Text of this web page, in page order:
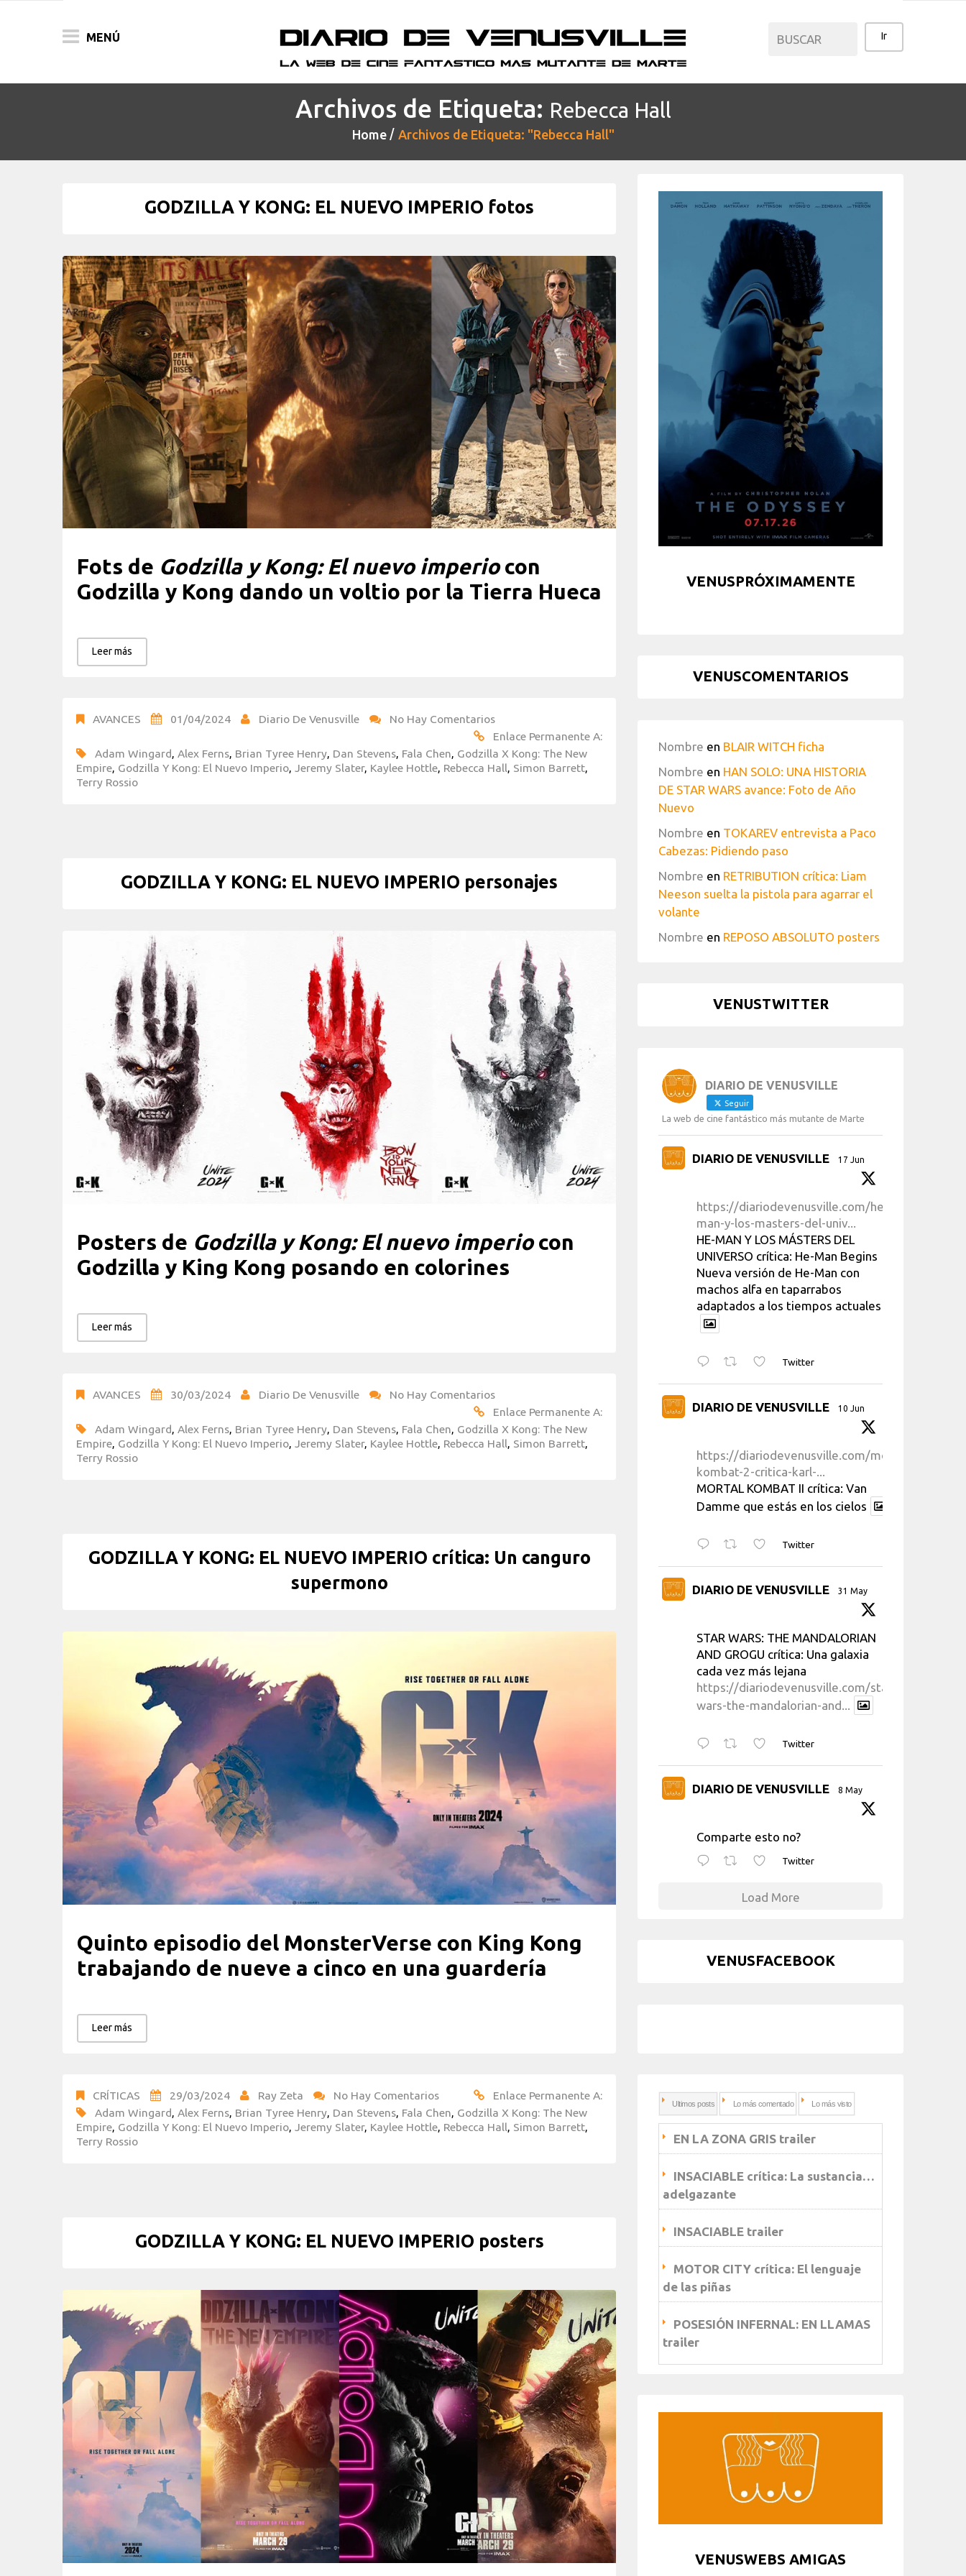
MENÚ
Archivos de Etiqueta: Rebecca Hall
Home Archivos de Etiqueta: "Rebecca Hall"
GODZILLA Y KONG: EL NUEVO IMPERIO fotos
Fots de Godzilla y Kong: El nuevo imperiocon
Godzilla y Kong dando un voltio por la Tierra Hueca
Leer más
AVANCES 01/04/2024 Diario De Venusville
No Hay Comentarios
Enlace Permanente A:
Adam Wingard, Alex Ferns, Brian Tyree Henry, Dan Stevens, Fala Chen, Godzilla X Kong: The New
Empire, Godzilla Y Kong: El Nuevo Imperio, Jeremy Slater, Kaylee Hottle, Rebecca Hall, Simon Barrett,
Terry Rossio
GODZILLA Y KONG: EL NUEVO IMPERIO personajes
Posters de Godzilla y Kong: El nuevo imperiocon
Godzilla y King Kong posando en colorines
Leer más
AVANCES 30/03/2024 Diario De Venusville
No Hay Comentarios
Enlace Permanente A:
Adam Wingard, Alex Ferns, Brian Tyree Henry, Dan Stevens, Fala Chen, Godzilla X Kong: The New
Empire, Godzilla Y Kong: El Nuevo Imperio, Jeremy Slater, Kaylee Hottle, Rebecca Hall, Simon Barrett,
Terry Rossio
GODZILLA Y KONG: EL NUEVO IMPERIO crítica: Un canguro
supermono
Quinto episodio del MonsterVerse con King Kong
trabajando de nueve a cinco en una guardería
Leer más
CRÍTICAS 29/03/2024 Ray Zeta No Hay Comentarios
Enlace Permanente A:
Adam Wingard Alex Ferns Brian Tyree Henry Dan Stevens Fala Chen Godzilla X Kong: The New
Empire Godzilla Y Kong: El Nuevo Imperio Jeremy Slater, Kaylee Hottle Rebecca Hall Simon Barrett
Terry Rossio
GODZILLA Y KONG: EL NUEVO IMPERIO posters
VENUSPRÓXIMAMENTE
VENUSCOMENTARIOS
Nombre en BLAIR WITCH ficha
Nombre en HAN SOLO: UNA HISTORIA
DE STAR WARS avance: Foto de Año
Nuevo
Nombre en TOKAREV entrevista a Paco
Cabezas: Pidiendo paso
Nombre en RETRIBUTION crítica: Liam
Neeson suelta la pistola para agarrar el
volante
Nombre en REPOSO ABSOLUTO posters
VENUSTWITTER
DIARIO DE VENUSVILLE
Seguir
La web de cine fantástico más mutante de Marte
DIARIO DE VENUSVILLE 17 Jun
https://diariodevenusville.com/he-
man-y-los-masters-del-univ...
HE-MAN Y LOS MÁSTERS DEL
UNIVERSO crítica: He-Man Begins
Nueva versión de He-Man con
machos alfa en taparrabos
adaptados a los tiempos actuales
Twitter
DIARIO DE VENUSVILLE 10 Jun
https://diariodevenusville.com/mortal-
kombat-2-critica-karl-...
MORTAL KOMBAT II crítica: Van
Damme que estás en los cielos
Twitter
DIARIO DE VENUSVILLE 31 May
STAR WARS: THE MANDALORIAN
AND GROGU crítica: Una galaxia
cada vez más lejana
https://diariodevenusville.com/star-
wars-the-mandalorian-and...
Twitter
DIARIO DE VENUSVILLE 8 May
Comparte esto no?
Twitter
Load More
VENUSFACEBOOK
Ultimos posts Lo más comentado Lo más visto
EN LA ZONA GRIS trailer
INSACIABLE crítica: La sustancia…
adelgazante
INSACIABLE trailer
MOTOR CITY crítica: El lenguaje
de las piñas
POSESIÓN INFERNAL: EN LLAMAS
trailer
VENUSWEBS AMIGAS
FESTIVALES